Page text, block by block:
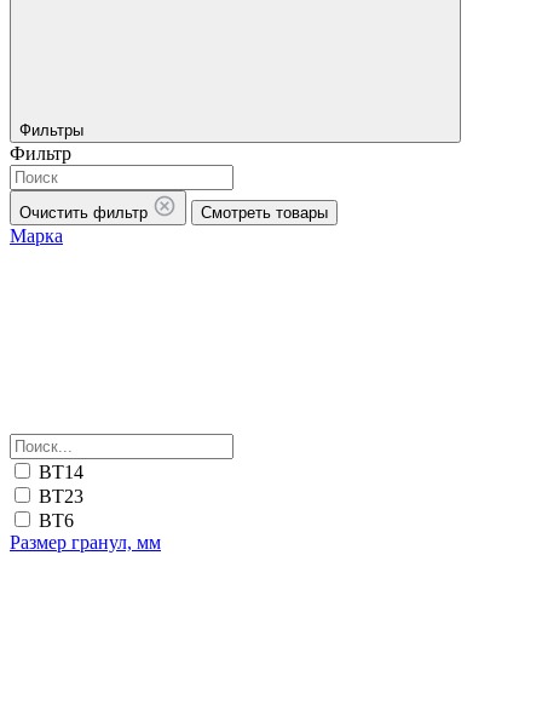
Фильтры
Фильтр
Очистить фильтр Смотреть товары
Марка
ВТ14
ВТ23
ВТ6
Размер гранул, мм